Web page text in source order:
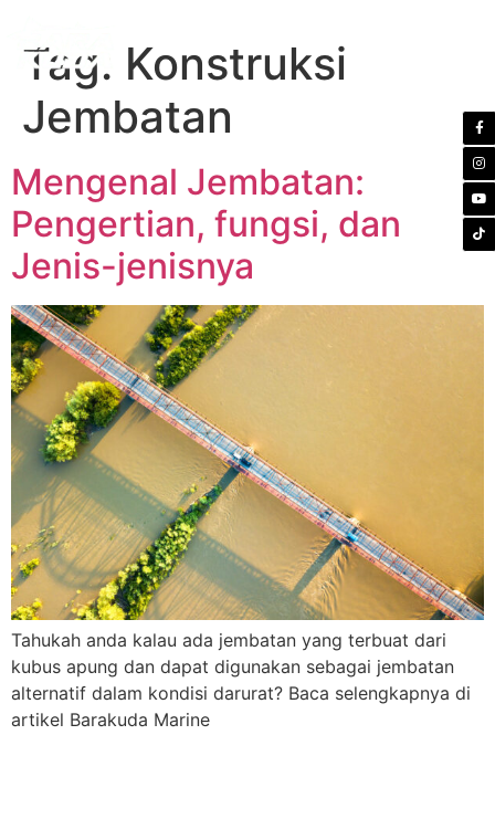
Tag: Konstruksi
Jembatan
Mengenal Jembatan:
Pengertian, fungsi, dan
Jenis-jenisnya
Tahukah anda kalau ada jembatan yang terbuat dari
kubus apung dan dapat digunakan sebagai jembatan
alternatif dalam kondisi darurat? Baca selengkapnya di
artikel Barakuda Marine